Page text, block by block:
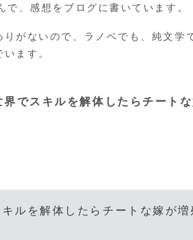
で、感想をブログに書いています。
りがないので、ラノベでも、純文学
ます。
界でスキルを解体したらチート
キルを解体したらチートな嫁が